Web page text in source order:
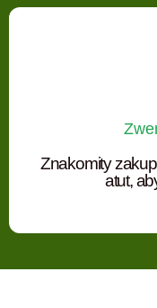
Znakomity
atut,